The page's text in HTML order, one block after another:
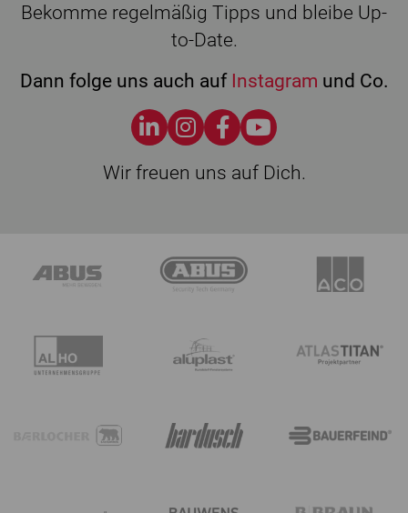
Bekomme regelmäßig Tipps und bleibe Up-
to-Date.
Dann folge uns auch auf Instagram und Co.
Wir freuen uns auf Dich.